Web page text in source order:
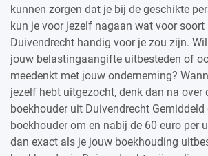
kunnen zorgen dat je bij de geschikte
kun je voor jezelf nagaan wat voor soort
Duivendrecht handig voor je zou zijn.
jouw belastingaangifte uitbesteden of
meedenkt met jouw onderneming?
jezelf hebt uitgezocht, denk dan na over
boekhouder uit Duivendrecht
boekhouder om en nabij de 60 euro per
dan exact als je jouw boekhouding